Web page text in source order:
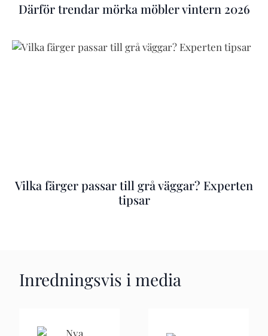
Därför trendar mörka möbler vintern 2026
Vilka färger passar till grå väggar? Experten
tipsar
Inredningsvis i media